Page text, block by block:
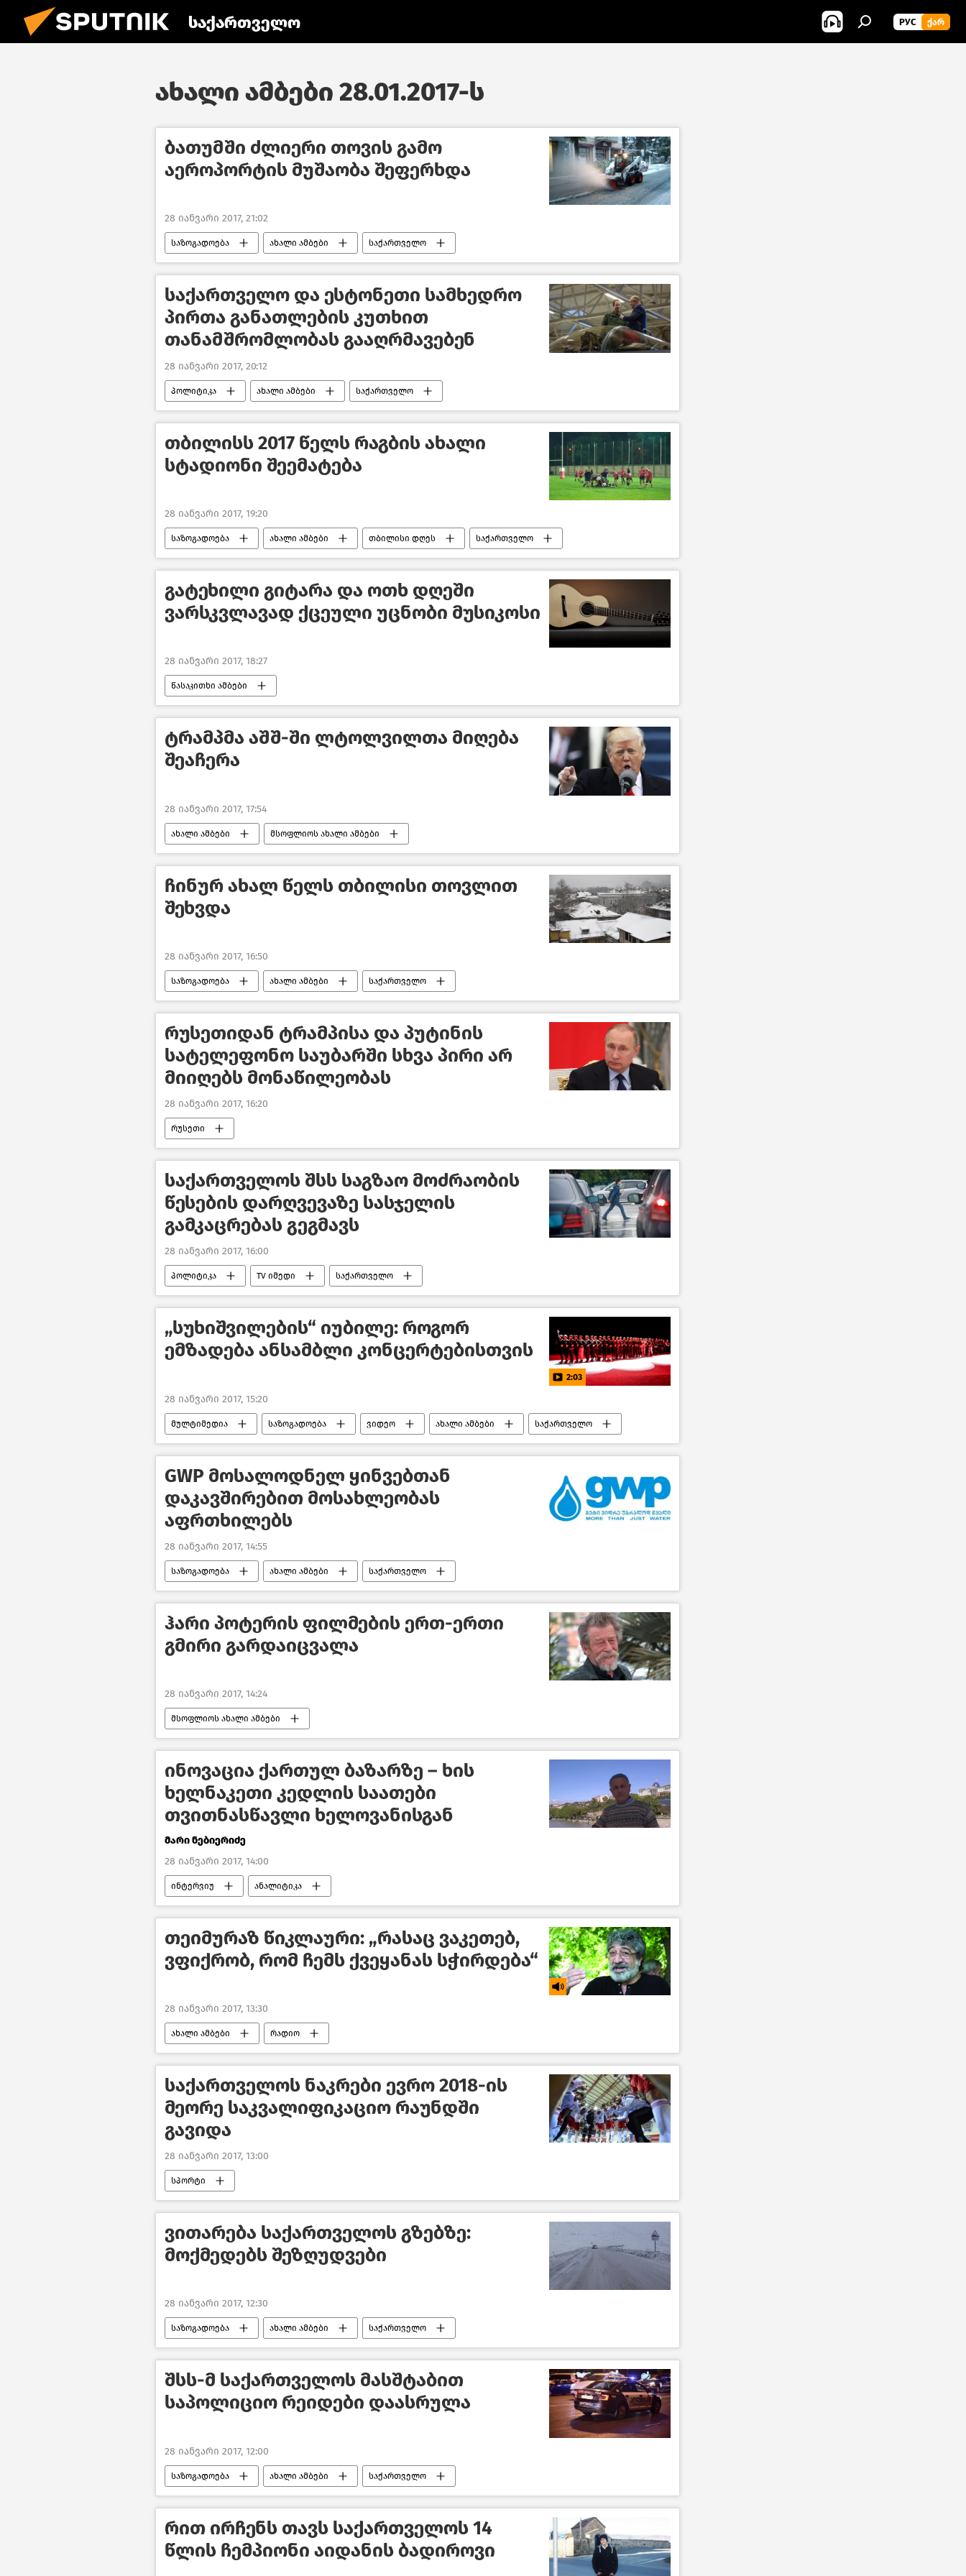
საქართველო РУС ᲥᲐᲠ
ახალი ამბები 28.01.2017-ს
ბათუმში ძლიერი თოვის გამო
აეროპორტის მუშაობა შეფერხდა
28 იანვარი 2017, 21:02
საზოგადოება ახალი ამბები საქართველო
საქართველო და ესტონეთი სამხედრო
პირთა განათლების კუთხით
თანამშრომლობას გააღრმავებენ
28 იანვარი 2017, 20:12
პოლიტიკა ახალი ამბები საქართველო
თბილისს 2017 წელს რაგბის ახალი
სტადიონი შეემატება
28 იანვარი 2017, 19:20
საზოგადოება ახალი ამბები თბილისი დღეს საქართველო
გატეხილი გიტარა და ოთხ დღეში
ვარსკვლავად ქცეული უცნობი მუსიკოსი
28 იანვარი 2017, 18:27
წასაკითხი ამბები
ტრამპმა აშშ-ში ლტოლვილთა მიღება
შეაჩერა
28 იანვარი 2017, 17:54
ახალი ამბები მსოფლიოს ახალი ამბები
ჩინურ ახალ წელს თბილისი თოვლით
შეხვდა
28 იანვარი 2017, 16:50
საზოგადოება ახალი ამბები საქართველო
რუსეთიდან ტრამპისა და პუტინის
სატელეფონო საუბარში სხვა პირი არ
მიიღებს მონაწილეობას
28 იანვარი 2017, 16:20
რუსეთი
საქართველოს შსს საგზაო მოძრაობის
წესების დარღვევაზე სასჯელის
გამკაცრებას გეგმავს
28 იანვარი 2017, 16:00
პოლიტიკა TV იმედი საქართველო
„სუხიშვილების“ იუბილე: როგორ
ემზადება ანსამბლი კონცერტებისთვის
2:03
28 იანვარი 2017, 15:20
მულტიმედია საზოგადოება ვიდეო ახალი ამბები საქართველო
GWP მოსალოდნელ ყინვებთან
დაკავშირებით მოსახლეობას
აფრთხილებს
28 იანვარი 2017, 14:55
საზოგადოება ახალი ამბები საქართველო
ჰარი პოტერის ფილმების ერთ-ერთი
გმირი გარდაიცვალა
28 იანვარი 2017, 14:24
მსოფლიოს ახალი ამბები
ინოვაცია ქართულ ბაზარზე – ხის
ხელნაკეთი კედლის საათები
თვითნასწავლი ხელოვანისგან
მარი ნებიერიძე
28 იანვარი 2017, 14:00
ინტერვიუ ანალიტიკა
თეიმურაზ წიკლაური: „რასაც ვაკეთებ,
ვფიქრობ, რომ ჩემს ქვეყანას სჭირდება“
28 იანვარი 2017, 13:30
ახალი ამბები რადიო
საქართველოს ნაკრები ევრო 2018-ის
მეორე საკვალიფიკაციო რაუნდში
გავიდა
28 იანვარი 2017, 13:00
სპორტი
ვითარება საქართველოს გზებზე:
მოქმედებს შეზღუდვები
28 იანვარი 2017, 12:30
საზოგადოება ახალი ამბები საქართველო
შსს-მ საქართველოს მასშტაბით
საპოლიციო რეიდები დაასრულა
28 იანვარი 2017, 12:00
საზოგადოება ახალი ამბები საქართველო
რით ირჩენს თავს საქართველოს 14
წლის ჩემპიონი აიდანის ბადიროვი